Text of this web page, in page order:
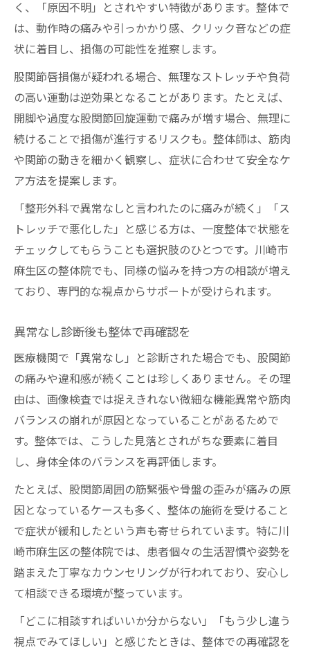
く、「原因不明」とされやすい特徴があります。整体で
は、動作時の痛みや引っかかり感、クリック音などの症
状に着目し、損傷の可能性を推察します。
股関節唇損傷が疑われる場合、無理なストレッチや負荷
の高い運動は逆効果となることがあります。たとえば、
開脚や過度な股関節回旋運動で痛みが増す場合、無理に
続けることで損傷が進行するリスクも。整体師は、筋肉
や関節の動きを細かく観察し、症状に合わせて安全なケ
ア方法を提案します。
「整形外科で異常なしと言われたのに痛みが続く」「ス
トレッチで悪化した」と感じる方は、一度整体で状態を
チェックしてもらうことも選択肢のひとつです。川崎市
麻生区の整体院でも、同様の悩みを持つ方の相談が増え
ており、専門的な視点からサポートが受けられます。
異常なし診断後も整体で再確認を
医療機関で「異常なし」と診断された場合でも、股関節
の痛みや違和感が続くことは珍しくありません。その理
由は、画像検査では捉えきれない微細な機能異常や筋肉
バランスの崩れが原因となっていることがあるためで
す。整体では、こうした見落とされがちな要素に着目
し、身体全体のバランスを再評価します。
たとえば、股関節周囲の筋緊張や骨盤の歪みが痛みの原
因となっているケースも多く、整体の施術を受けること
で症状が緩和したという声も寄せられています。特に川
崎市麻生区の整体院では、患者個々の生活習慣や姿勢を
踏まえた丁寧なカウンセリングが行われており、安心し
て相談できる環境が整っています。
「どこに相談すればいいか分からない」「もう少し違う
視点でみてほしい」と感じたときは、整体での再確認を